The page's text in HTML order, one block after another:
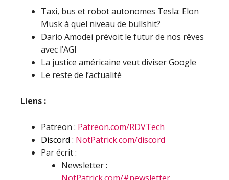
Taxi, bus et robot autonomes Tesla: Elon
Musk à quel niveau de bullshit?
Dario Amodei prévoit le futur de nos rêves
avec l’AGI
La justice américaine veut diviser Google
Le reste de l’actualité
Liens :
Patreon : Patreon.com/RDVTech
Discord : NotPatrick.com/discord
Par écrit :
Newsletter :